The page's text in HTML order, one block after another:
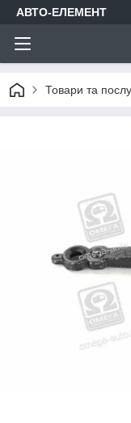
АВТО-ЕЛЕМЕНТ
Товари та